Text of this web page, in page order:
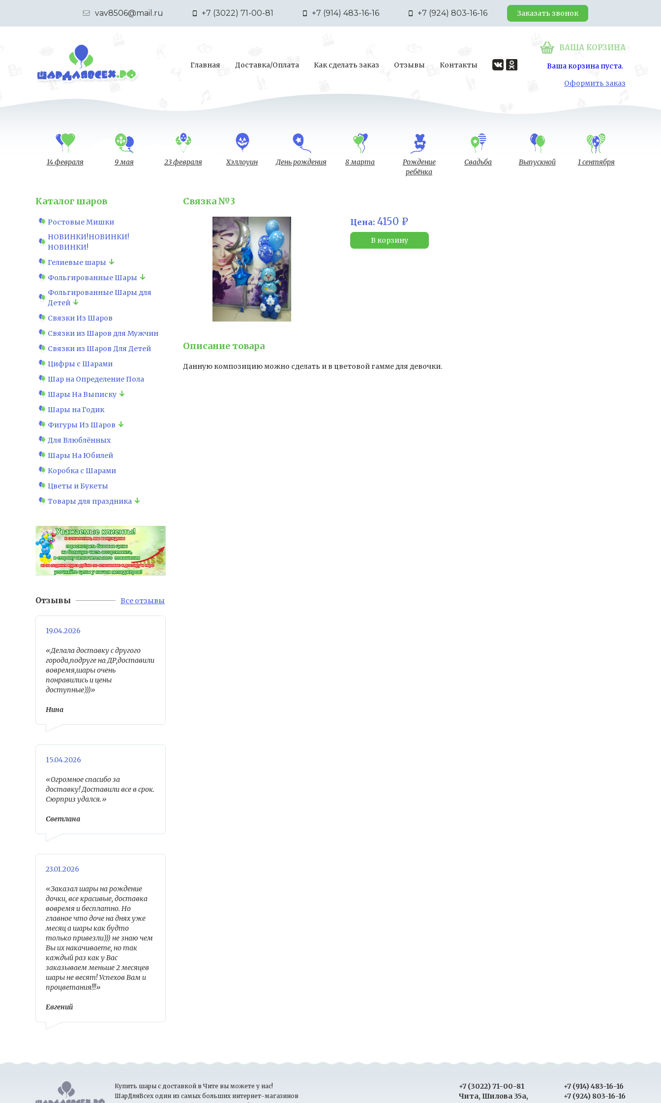
vav8506@mail.ru +7 (3022) 71-00-81 +7 (914) 483-16-16 +7 (924) 803-16-16 Заказать звонок
Главная Доставка/Оплата Как сделать заказ Отзывы Контакты
ВАША КОРЗИНА
Ваша корзина пуста.
Оформить заказ
14 февраля 9 мая 23 февраля Хэллоуин День рождения 8 марта
Рождение
ребёнка
Свадьба Выпускной 1 сентября
Каталог шаров
Ростовые Мишки
НОВИНКИ!НОВИНКИ!
НОВИНКИ!
Гелиевые шары
Фольгированные Шары
Фольгированные Шары для
Детей
Связки Из Шаров
Связки из Шаров для Мужчин
Связки из Шаров Для Детей
Цифры с Шарами
Шар на Определение Пола
Шары На Выписку
Шары на Годик
Фигуры Из Шаров
Для Влюблённых
Шары На Юбилей
Коробка с Шарами
Цветы и Букеты
Товары для праздника
Отзывы Все отзывы
19.04.2026
«Делала доставку с другого
города,подруге на ДР,доставили
вовремя,шары очень
понравились и цены
доступные)))»
Нина
15.04.2026
«Огромное спасибо за
доставку! Доставили все в срок.
Сюрприз удался.»
Светлана
23.01.2026
«Заказал шары на рождение
дочки, все красивые, доставка
вовремя и бесплатно. Но
главное что доче на днях уже
месяц а шары как будто
только привезли))) не знаю чем
Вы их накачиваете, но так
каждый раз как у Вас
заказываем меньше 2 месяцев
шары не весят! Успехов Вам и
процветания!!!»
Евгений
Связка №3
Цена:4150 ₽
В корзину
Описание товара
Данную композицию можно сделать и в цветовой гамме для девочки.
Купить шары с доставкой в Чите вы можете у нас!
ШарДляВсех один из самых больших интернет-магазинов
+7 (3022) 71-00-81
Чита, Шилова 35а,
+7 (914) 483-16-16
+7 (924) 803-16-16